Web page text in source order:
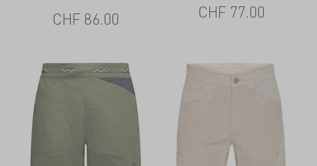
CHF 86.00 CHF 77.00